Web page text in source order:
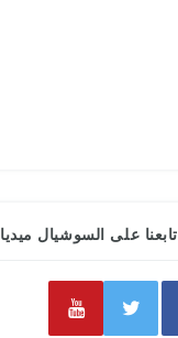
تابعنا على السوشيال ميديا